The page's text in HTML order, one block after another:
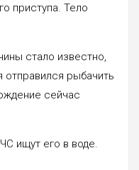
приступа. Тело
стало известно,
рыбачить
сейчас
ищут его в воде.